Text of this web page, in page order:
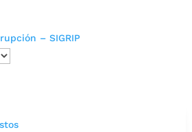
– SIGRIP
Bucaramanga 2022